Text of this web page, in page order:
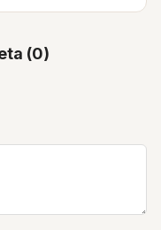
(0)